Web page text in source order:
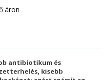
antibiotikum és
kisebb